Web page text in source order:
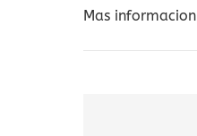
500
Mas informacion